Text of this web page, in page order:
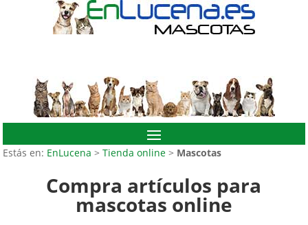
Estás en: EnLucena >Tienda online > Mascotas
Compra artículos para
mascotas online